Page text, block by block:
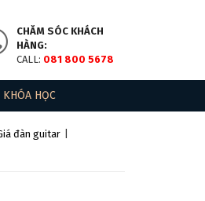
CHĂM SÓC KHÁCH
HÀNG:
CALL: 081 800 5678
KHÓA HỌC
đàn guitar